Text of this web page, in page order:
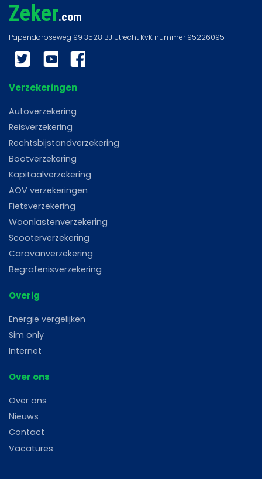
Zeker.com
Twitter YouTube
Verzekeringen
Autoverzekering
Reisverzekering
Rechtsbijstandverzekering
Bootverzekering
Kapitaalverzekering
AOV verzekeringen
Fietsverzekering
Woonlastenverzekering
Scooterverzekering
Caravanverzekering
Begrafenisverzekering
Overig
Energie vergelijken
Sim only
Internet
Over ons
Over ons
Nieuws
Contact
Vacatures